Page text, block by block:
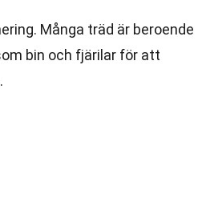
Många träd är beroende
bin och fjärilar för att